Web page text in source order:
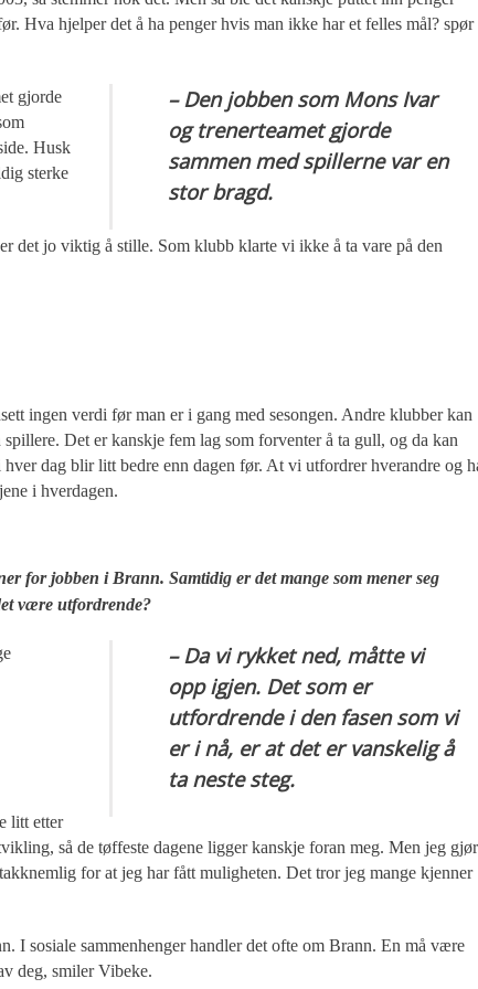
Hva hjelper det å ha penger hvis man ikke har et felles mål? spør
– Den jobben som Mons Ivar
og trenerteamet gjorde
sammen med spillerne var en
stor bragd.
gjorde
Husk
sterke
det jo viktig å stille. Som klubb klarte vi ikke å ta vare på den
ingen verdi før man er i gang med sesongen. Andre klubber kan
Det er kanskje fem lag som forventer å ta gull, og da kan
dag blir litt bedre enn dagen før. At vi utfordrer hverandre og
i hverdagen.
for jobben i Brann. Samtidig er det mange som mener seg
være utfordrende?
– Da vi rykket ned, måtte vi
opp igjen. Det som er
utfordrende i den fasen som vi
er i nå, er at det er vanskelig å
ta neste steg.
litt etter
så de tøffeste dagene ligger kanskje foran meg. Men jeg gjør
for at jeg har fått muligheten. Det tror jeg mange kjenner
I sosiale sammenhenger handler det ofte om Brann. En må være
deg, smiler Vibeke.